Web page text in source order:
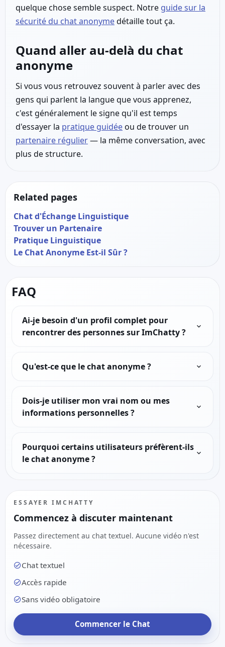
quelque chose semble suspect. Notre guide sur la
sécurité du chat anonymedétaille tout ça.
Quand aller au-delà du chat
anonyme
Si vous vous retrouvez souvent à parler avec des
gens qui parlent la langue que vous apprenez,
c'est généralement le signe qu'il est temps
d'essayer la pratique guidéeou de trouver un
partenaire régulier— la même conversation, avec
plus de structure.
Related pages
Chat d'Échange Linguistique
Trouver un Partenaire
Pratique Linguistique
Le Chat Anonyme Est-il Sûr ?
FAQ
Ai-je besoin d'un profil complet pour
rencontrer des personnes sur ImChatty ?
Qu'est-ce que le chat anonyme ?
Dois-je utiliser mon vrai nom ou mes
informations personnelles ?
Pourquoi certains utilisateurs préfèrent-ils
le chat anonyme ?
ESSAYER IMCHATTY
Commencez à discuter maintenant
Passez directement au chat textuel. Aucune vidéo n'est
nécessaire.
Chat textuel
Accès rapide
Sans vidéo obligatoire
Commencer le Chat